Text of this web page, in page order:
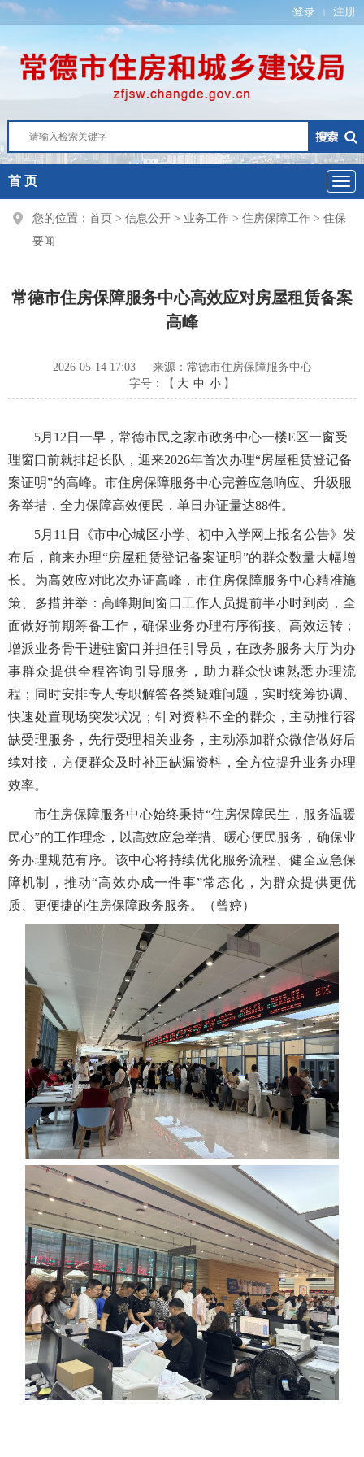
登录 | 注册
首 页
您的位置： 首页 > 信息公开 > 业务工作 > 住房保障工作 > 住保
要闻
常德市住房保障服务中心高效应对房屋租赁备案
高峰
2026-05-14 17:03
来源：常德市住房保障服务中心
字号：【 大 中 小 】
5月12日一早，常德市民之家市政务中心一楼E区一窗受
理窗口前就排起长队，迎来2026年首次办理“房屋租赁登记备
案证明”的高峰。市住房保障服务中心完善应急响应、升级服
务举措，全力保障高效便民，单日办证量达88件。
5月11日《市中心城区小学、初中入学网上报名公告》发
布后，前来办理“房屋租赁登记备案证明”的群众数量大幅增
长。为高效应对此次办证高峰，市住房保障服务中心精准施
策、多措并举：高峰期间窗口工作人员提前半小时到岗，全
面做好前期筹备工作，确保业务办理有序衔接、高效运转；
增派业务骨干进驻窗口并担任引导员，在政务服务大厅为办
事群众提供全程咨询引导服务，助力群众快速熟悉办理流
程；同时安排专人专职解答各类疑难问题，实时统筹协调、
快速处置现场突发状况；针对资料不全的群众，主动推行容
缺受理服务，先行受理相关业务，主动添加群众微信做好后
续对接，方便群众及时补正缺漏资料，全方位提升业务办理
效率。
市住房保障服务中心始终秉持“住房保障民生，服务温暖
民心”的工作理念，以高效应急举措、暖心便民服务，确保业
务办理规范有序。该中心将持续优化服务流程、健全应急保
障机制，推动“高效办成一件事”常态化，为群众提供更优
质、更便捷的住房保障政务服务。（曾婷）